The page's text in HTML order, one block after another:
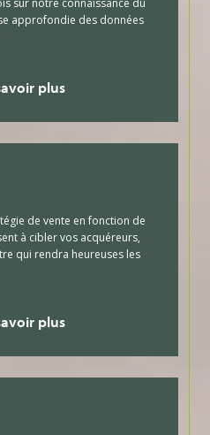
approfondie des données
plus
de vente en fonction de
à cibler vos acquéreurs,
qui rendra heureuses les
plus